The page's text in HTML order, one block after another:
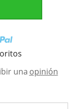
una opinión